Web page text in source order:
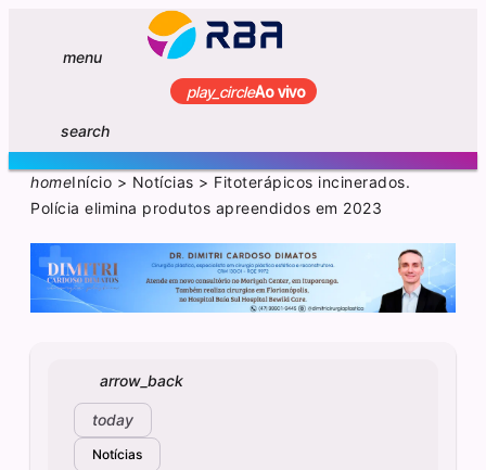
menu
play_circleAo vivo
search
homeInício > Notícias > Fitoterápicos incinerados.
Polícia elimina produtos apreendidos em 2023
arrow_back
today
Notícias